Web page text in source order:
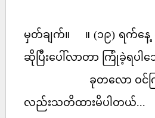
မှတ်ချက်။ ။ (၁၉) ရက်နေ့ တု
ဆိုပြီးပေါ်လာတာ ကြုံခဲ့ရပါ
ခုတလော ဝင်ကြည့်
လည်းသတိထားမိပါတယ်...